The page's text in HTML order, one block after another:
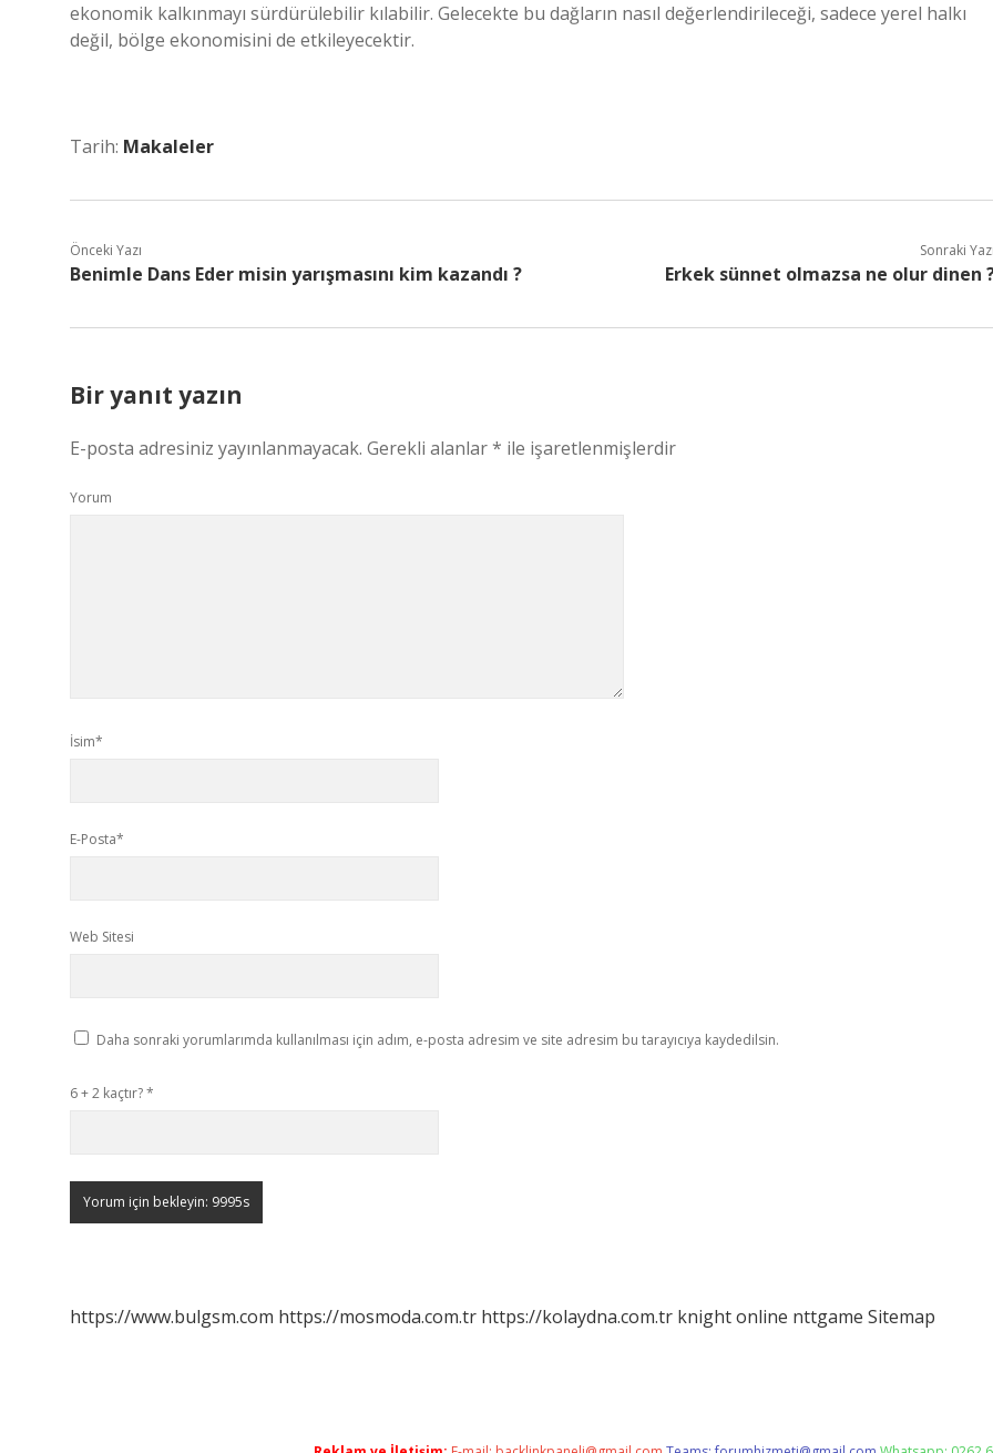
ekonomik kalkınmayı sürdürülebilir kılabilir. Gelecekte bu dağların nasıl değerlendirileceği, sadece yerel halkı
değil, bölge ekonomisini de etkileyecektir.
Tarih: Makaleler
Önceki Yazı
Benimle Dans Eder misin yarışmasını kim kazandı ?
Sonraki
Erkek sünnet olmazsa ne olur dinen
Bir yanıt yazın
E-posta adresiniz yayınlanmayacak. Gerekli alanlar* ile işaretlenmişlerdir
Yorum
İsim*
E-Posta*
Web Sitesi
Daha sonraki yorumlarımda kullanılması için adım, e-posta adresim ve site adresim bu tarayıcıya kaydedilsin.
6 + 2 kaçtır?*
https://www.bulgsm.com https://mosmoda.com.tr https://kolaydna.com.tr knight online nttgame Sitemap